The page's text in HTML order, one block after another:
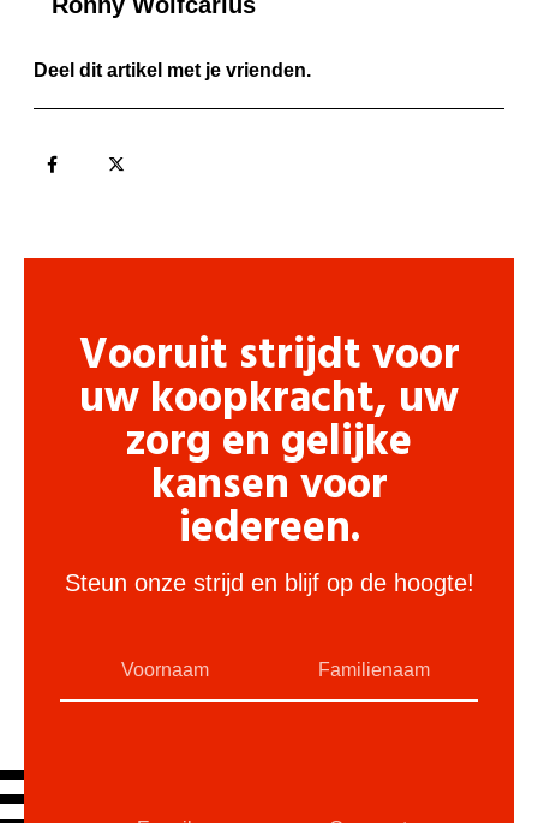
Deel dit artikel met je vrienden.
Vooruit strijdt voor
uw koopkracht, uw
zorg en gelijke
kansen voor
iedereen.
Steun onze strijd en blijf op de hoogte!